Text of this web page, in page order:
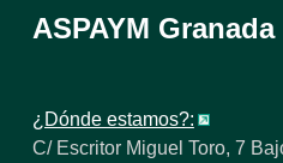
ASPAYM Granada
¿Dónde estamos?:
C/ Escritor Miguel Toro, 7